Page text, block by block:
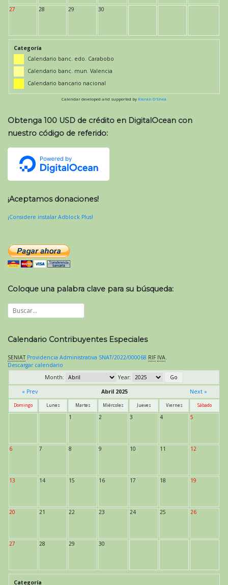
27 28 29 30
Categoría
Calendario banc. edo. Carabobo
Calendario banc. mun. Valencia
Calendario bancario nacional
Calendar developed and supported by Kieran O'Shea
Obtenga 100 USD de crédito en DigitalOcean con
nuestro código de referido:
¡Aceptamos donaciones!
¡Considere instalar Adblock Plus!
Coloque una palabra clave para su búsqueda:
Calendario Contribuyentes Especiales
SENIAT Providencia Administrativa SNAT/2022/000068 RIF IVA
Descargar calendario
Month:
Year:
« Prev
Abril 2025 Next »
Domingo Lunes Martes Miércoles Jueves Viernes Sábado
1 2 3 4 5
6 7 8 9 10 11 12
13 14 15 16 17 18 19
20 21 22 23 24 25 26
27 28 29 30
Categoría